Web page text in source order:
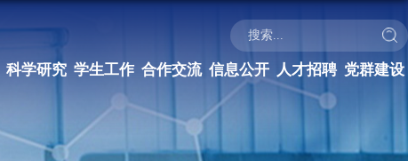
科学研究 学生工作 合作交流 信息公开 人才招聘 党群建设